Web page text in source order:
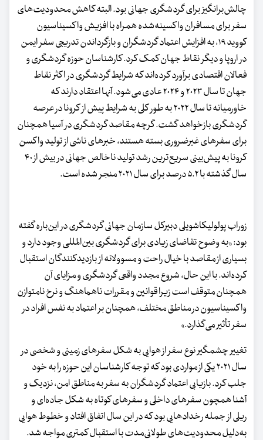
چالش‌برانگیز برای گردشگری جهانی بود. البته کاهش محدودیت‌های
سفر برای مسافران واکسینه‌شده همراه با افزیش واکسیناسیون
کووید ۱۹، به افزایش اعتماد گردشگران و بازگرداندن تدریجی سفر ایمن
در اروپا و دیگر نقاط جهان کمک کرد. کارشناسان حوزه گردشگری و
فعالان اقتصادی برآورد کرده‌اند که شرایط گردشگری در اکثر نقاط
جهان تا سال ۲۰۲۳ و ۲۰۲۴ عادی می‌شود. آنها اعتقاد دارند که
خاورمیانه تا سال ۲۰۲۲ به طور کلی به شرایط پیش از کرونا در عرصه
گردشگری بازخواهد گشت. گرچه مقاصد گردشگری در آسیا همچنان
برای سفرهای غیرضروری بسته هستند، خبرهای ناشی از تولید واکسن
کرونا به پیش‌بینی سریع‌ترین رشد تولید ناخالص جهانی در بیش از ۴۰
سال گذشته با ۵.۲ درصد برای سال ۲۰۲۱ منجر شده است.
زوراب پولولیکاشویلی دبیرکل سازمان جهانی گردشگری در این‌باره گفته
بود: «به وضوح تقاضای زیادی برای گردشگری بین‌المللی وجود دارد و
بسیاری از مقاصد با خیال راحت و مسوولانه از بازدیدکنندگان استقبال
کرده‌اند. با این حال، شروع مجدد واقعی گردشگری و مزایای آن
همچنان متوقف است زیرا قوانین و مقررات ناهماهنگ و نرخ نامتوازن
واکسیناسیون در مناطق مختلف، همچنان بر اعتماد به نفس افراد در
سفر تأثیر می‌گذارد.»
تغییر چشمگیر نوع سفر از هوایی به شکل سفرهای زمینی و شخصی در
سال ۲۰۲۱ یکی از مواردی بود که توجه کارشناسان این حوزه را به خود
جلب کرد. بازیابی اعتماد گردشگران به سفر به مناطق امن، نزدیک و
آشنا همچون سفرهای داخلی و سفرهای کوتاه به شکل جاده‌ای و
ریلی از جمله رخدادهایی بود که در این سال اتفاق افتاد و خطوط هوایی
به‌دلیل محدودیت‌های طولانی‌مدت با استقبال کمتری مواجه ‌شد.